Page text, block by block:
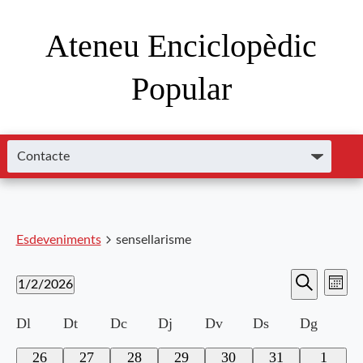
Ateneu Enciclopèdic
Popular
Esdeveniments sensellarisme
visual
i
Cerca de
Mes
1/2/2026
una
Calendari
Dl Dt Dc Dj Dv Ds Dg
0
26
0
27
0
28
0
29
0
30
0
31
0
1